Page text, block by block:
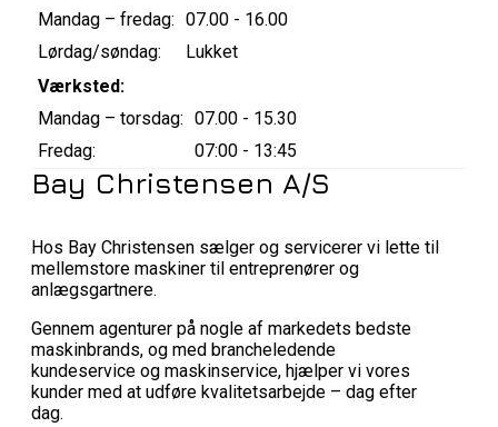
Mandag – fredag: 07.00 - 16.00
Lørdag/søndag:
Lukket
Værksted:
Mandag – torsdag: 07.00 - 15.30
Fredag:
07:00 - 13:45
Bay Christensen A/S
Hos Bay Christensen sælger og servicerer vi lette til
mellemstore maskiner til entreprenører og
anlægsgartnere.
Gennem agenturer på nogle af markedets bedste
maskinbrands, og med brancheledende
kundeservice og maskinservice, hjælper vi vores
kunder med at udføre kvalitetsarbejde – dag efter
dag.